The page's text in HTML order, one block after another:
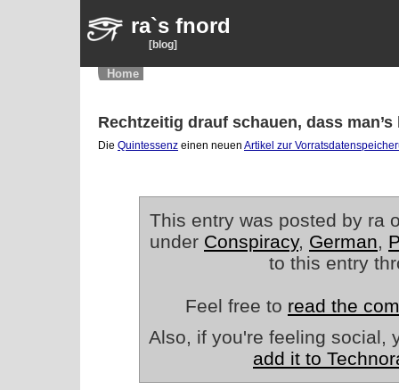
ra`s fnord
[blog]
Home
Rechtzeitig drauf schauen, dass
Die Quintessenz einen neuen Artikel zur
This entry was posted by ra
under Conspiracy, German,
to this entry
Feel free to read the
Also, if you're feeling social,
add it to